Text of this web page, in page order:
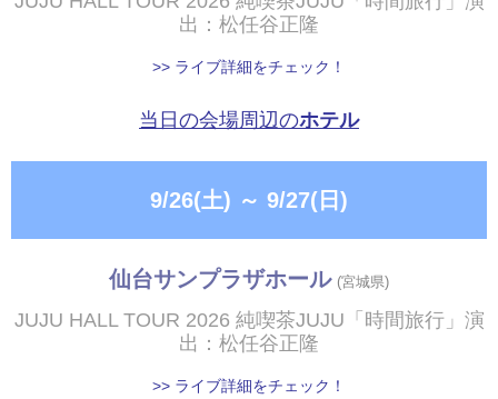
出：松任谷正隆
>> ライブ詳細をチェック！
当日の会場周辺のホテル
9/26(土) ～ 9/27(日)
仙台サンプラザホール (宮城県)
JUJU HALL TOUR 2026 純喫茶JUJU「時間旅行」演
出：松任谷正隆
>> ライブ詳細をチェック！